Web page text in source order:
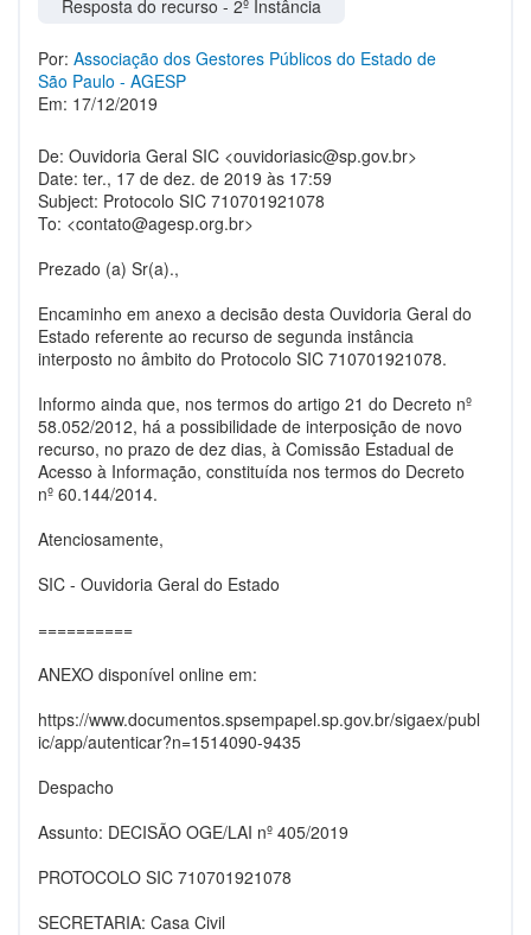
Resposta do recurso - 2º Instância
Por: Associação dos Gestores Públicos do Estado de
São Paulo - AGESP
Em: 17/12/2019
De: Ouvidoria Geral SIC <ouvidoriasic@sp.gov.br>
Date: ter., 17 de dez. de 2019 às 17:59
Subject: Protocolo SIC 710701921078
To: <contato@agesp.org.br>
Prezado (a) Sr(a).,
Encaminho em anexo a decisão desta Ouvidoria Geral do
Estado referente ao recurso de segunda instância
interposto no âmbito do Protocolo SIC 710701921078.
Informo ainda que, nos termos do artigo 21 do Decreto nº
58.052/2012, há a possibilidade de interposição de novo
recurso, no prazo de dez dias, à Comissão Estadual de
Acesso à Informação, constituída nos termos do Decreto
nº 60.144/2014.
Atenciosamente,
SIC - Ouvidoria Geral do Estado
==========
ANEXO disponível online em:
https://www.documentos.spsempapel.sp.gov.br/sigaex/publ
ic/app/autenticar?n=1514090-9435
Despacho
Assunto: DECISÃO OGE/LAI nº 405/2019
PROTOCOLO SIC 710701921078
SECRETARIA: Casa Civil